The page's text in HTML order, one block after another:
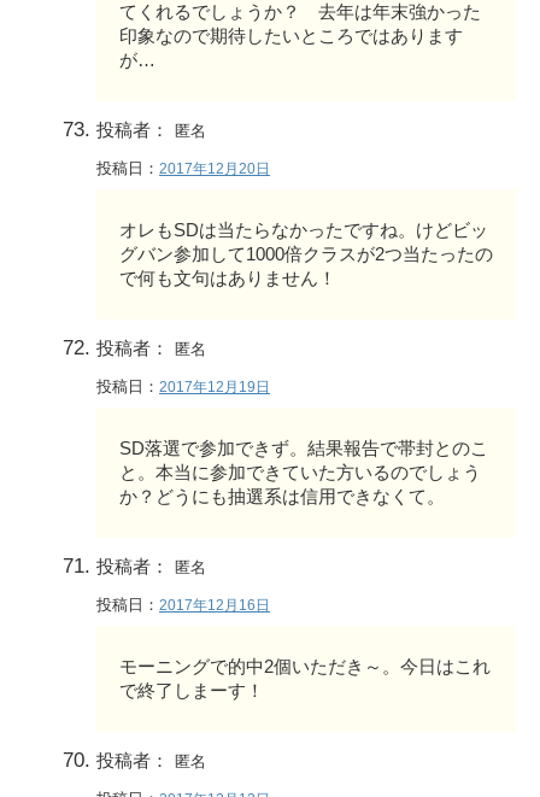
てくれるでしょうか？ 去年は年末強かった
印象なので期待したいところではあります
が…
投稿者： 匿名
投稿日： 2017年12月20日
オレもSDは当たらなかったですね。けどビッ
グバン参加して1000倍クラスが2つ当たったの
で何も文句はありません！
投稿者： 匿名
投稿日： 2017年12月19日
SD落選で参加できず。結果報告で帯封とのこ
と。本当に参加できていた方いるのでしょう
か？どうにも抽選系は信用できなくて。
投稿者： 匿名
投稿日： 2017年12月16日
モーニングで的中2個いただき～。今日はこれ
で終了しまーす！
投稿者： 匿名